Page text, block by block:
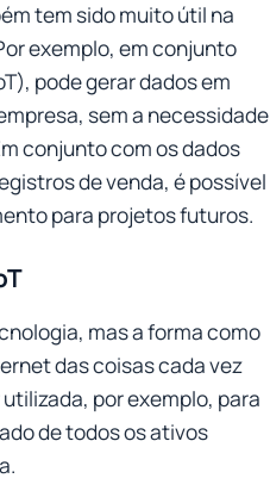
tem sido muito útil na
exemplo, em conjunto
pode gerar dados em
sem a necessidade
conjunto com os dados
de venda, é possível
para projetos futuros.
mas a forma como
das coisas cada vez
por exemplo, para
de todos os ativos